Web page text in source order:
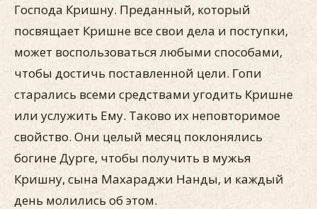
Господа Кришну. Преданный, который
посвящает Кришне все свои дела и поступки,
может воспользоваться любыми способами,
чтобы достичь поставленной цели. Гопи
старались всеми средствами угодить Кришне
или услужить Ему. Таково их неповторимое
свойство. Они целый месяц поклонялись
богине Дурге, чтобы получить в мужья
Кришну, сына Махараджи Нанды, и каждый
день молились об этом.